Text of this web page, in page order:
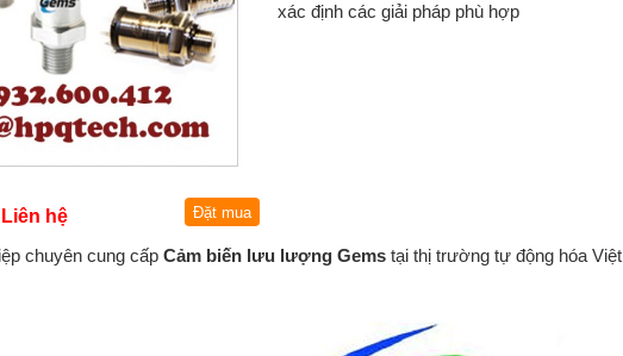
xác định các giải pháp phù hợp
Liên hệ
chuyên cung cấpCảm biến lưu lượng Gems tại thị trường tự động hóa Việt